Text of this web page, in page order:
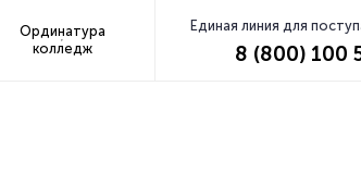
Ординатура
колледж
Единая линия для
8 (800) 100